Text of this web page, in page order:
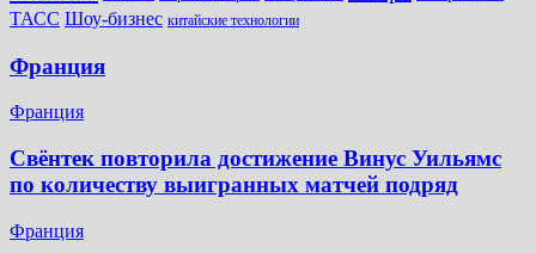
ТАСС Шоу-бизнес китайские технологии
Франция
Франция
Свёнтек повторила достижение Винус Уильямс
по количеству выигранных матчей подряд
Франция